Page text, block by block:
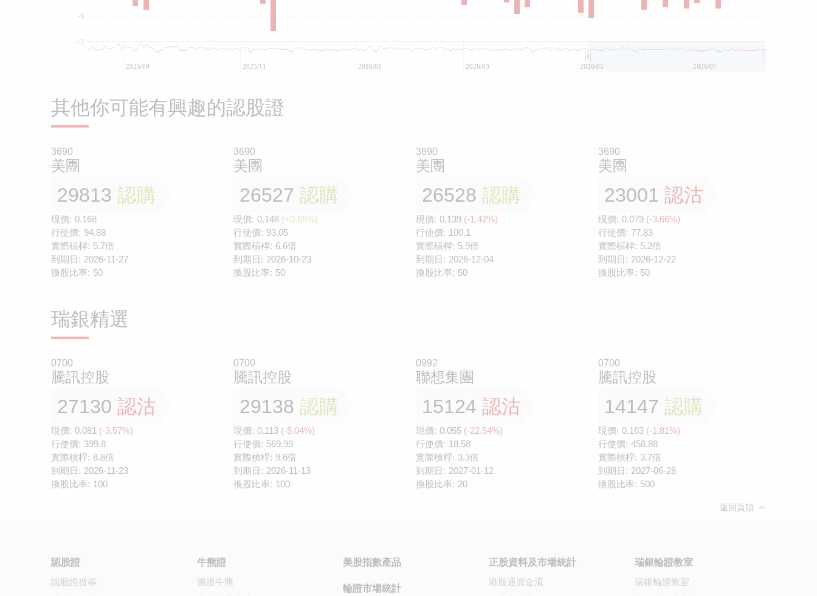
-12
-6
2025/09 2025/11 2026/01 2026/03 2026/05 2026/07
其他你可能有興趣的認股證
3690
美團
29813 認購
現價: 0.168
行使價: 94.88
實際槓桿: 5.7倍
到期日: 2026-11-27
換股比率: 50
3690
美團
26527 認購
現價: 0.148 (+0.68%)
行使價: 93.05
實際槓桿: 6.6倍
到期日: 2026-10-23
換股比率: 50
3690
美團
26528 認購
現價: 0.139 (-1.42%)
行使價: 100.1
實際槓桿: 5.9倍
到期日: 2026-12-04
換股比率: 50
3690
美團
23001 認沽
現價: 0.079 (-3.66%)
行使價: 77.83
實際槓桿: 5.2倍
到期日: 2026-12-22
換股比率: 50
瑞銀精選
0700
騰訊控股
27130 認沽
現價: 0.081 (-3.57%)
行使價: 399.8
實際槓桿: 8.8倍
到期日: 2026-11-23
換股比率: 100
0700
騰訊控股
29138 認購
現價: 0.113 (-5.04%)
行使價: 569.99
實際槓桿: 9.6倍
到期日: 2026-11-13
換股比率: 100
0992
聯想集團
15124 認沽
現價: 0.055 (-22.54%)
行使價: 18.58
實際槓桿: 3.3倍
到期日: 2027-01-12
換股比率: 20
0700
騰訊控股
14147 認購
現價: 0.163 (-1.81%)
行使價: 458.88
實際槓桿: 3.7倍
到期日: 2027-06-28
換股比率: 500
返回頁頂
認股證
認股證搜尋
牛熊證
圖搜牛熊
美股指數產品
輪證市場統計
正股資料及市場統計
港股通資金流
瑞銀輪證教室
瑞銀輪證教室